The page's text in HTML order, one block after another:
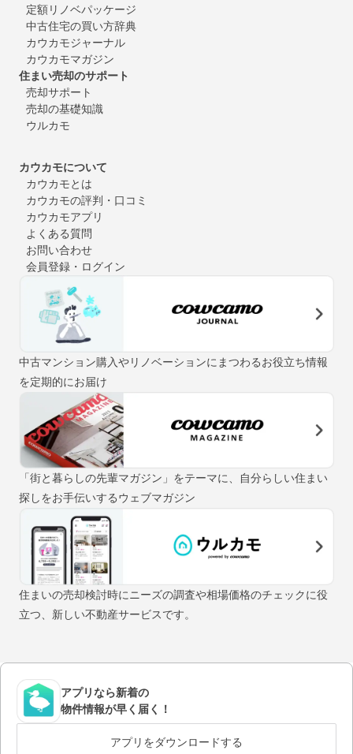
定額リノベパッケージ
中古住宅の買い方辞典
カウカモジャーナル
カウカモマガジン
住まい売却のサポート
売却サポート
売却の基礎知識
ウルカモ
カウカモについて
カウカモとは
カウカモの評判・口コミ
カウカモアプリ
よくある質問
お問い合わせ
会員登録・ログイン
中古マンション購入やリノベーションにまつわるお役立ち情報
を定期的にお届け
「街と暮らしの先輩マガジン」をテーマに、自分らしい住まい
探しをお手伝いするウェブマガジン
住まいの売却検討時にニーズの調査や相場価格のチェックに役
立つ、新しい不動産サービスです。
アプリなら新着の
物件情報が早く届く！
アプリをダウンロードする